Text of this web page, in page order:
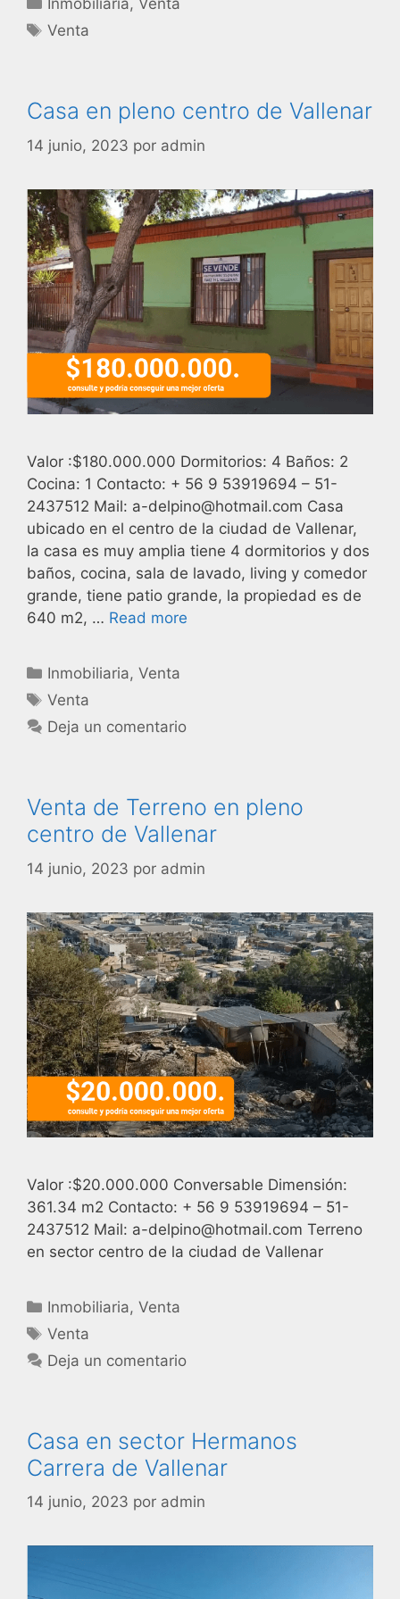
Inmobiliaria, Venta
Venta
Casa en pleno centro de Vallenar
14 junio, 2023 por admin
Valor :$180.000.000 Dormitorios: 4 Baños: 2
Cocina: 1 Contacto: + 56 9 53919694 – 51-
2437512 Mail: a-delpino@hotmail.com Casa
ubicado en el centro de la ciudad de Vallenar,
la casa es muy amplia tiene 4 dormitorios y dos
baños, cocina, sala de lavado, living y comedor
grande, tiene patio grande, la propiedad es de
640 m2, … Read more
Inmobiliaria,Venta
Venta
Deja un comentario
Venta de Terreno en pleno
centro de Vallenar
14 junio, 2023 por admin
Valor :$20.000.000 Conversable Dimensión:
361.34 m2 Contacto: + 56 9 53919694 – 51-
2437512 Mail: a-delpino@hotmail.com Terreno
en sector centro de la ciudad de Vallenar
Inmobiliaria,Venta
Venta
Deja un comentario
Casa en sector Hermanos
Carrera de Vallenar
14 junio, 2023 por admin